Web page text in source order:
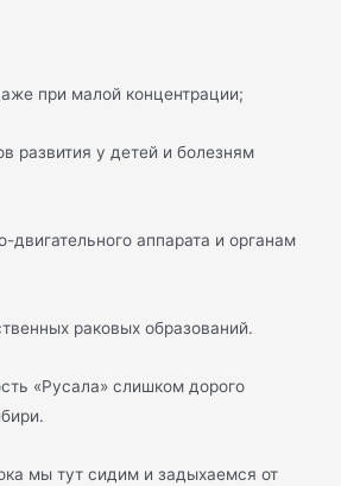
при малой концентрации;
развития у детей и болезням
двигательного аппарата и органам
раковых образований.
«Русала» слишком дорого
мы тут сидим и задыхаемся от